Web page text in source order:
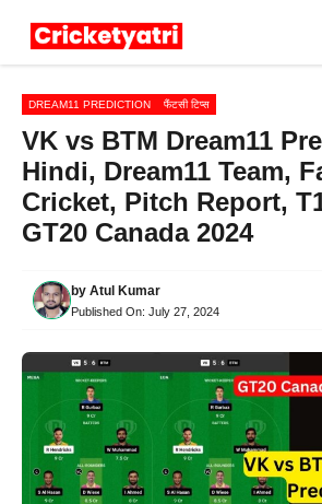
DREAM11 PREDICTION फैंटसी टिप्स
VK vs BTM Dream11
Hindi, Dream11 Team,
Cricket, Pitch Report,
GT20 Canada 2024
by Atul Kumar
Published On: July 27, 2024